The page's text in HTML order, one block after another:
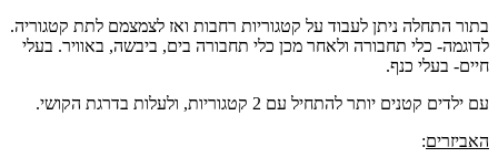
בתור התחלה ניתן לעבוד על קטגוריות רחבות ואז לצמצמם לתת קטגוריה.
לדוגמה- כלי תחבורה ולאחר מכן כלי תחבורה בים, ביבשה, באוויר. בעלי
חיים- בעלי כנף.
עם ילדים קטנים יותר להתחיל עם 2 קטגוריות, ולעלות בדרגת הקושי.
האביזרים: